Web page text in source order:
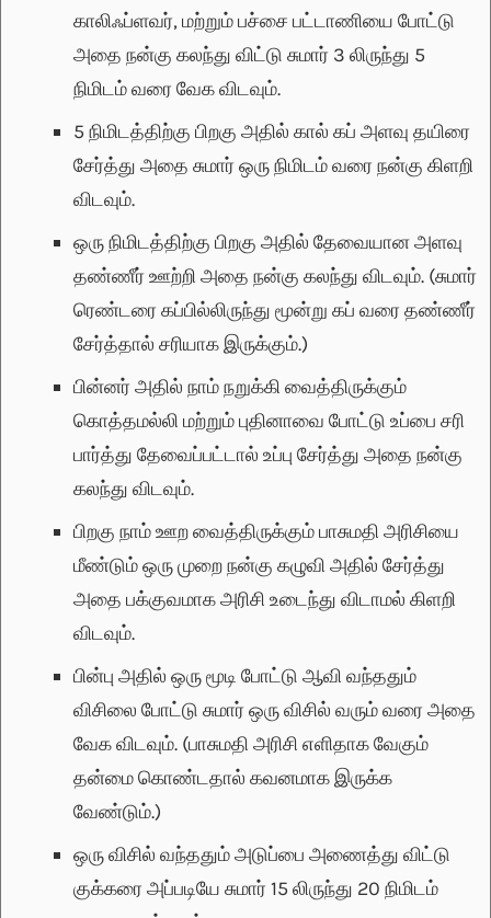
காலிஃப்ளவர், மற்றும் பச்சை பட்டாணியை போட்டு
அதை நன்கு கலந்து விட்டு சுமார் 3 லிருந்து 5
நிமிடம் வரை வேக விடவும்.
5 நிமிடத்திற்கு பிறகு அதில் கால் கப் அளவு தயிரை
சேர்த்து அதை சுமார் ஒரு நிமிடம் வரை நன்கு கிளறி
விடவும்.
ஒரு நிமிடத்திற்கு பிறகு அதில் தேவையான அளவு
தண்ணீர் ஊற்றி அதை நன்கு கலந்து விடவும். (சுமார்
ரெண்டரை கப்பில்லிருந்து மூன்று கப் வரை தண்ணீர்
சேர்த்தால் சரியாக இருக்கும்.)
பின்னர் அதில் நாம் நறுக்கி வைத்திருக்கும்
கொத்தமல்லி மற்றும் புதினாவை போட்டு உப்பை சரி
பார்த்து தேவைப்பட்டால் உப்பு சேர்த்து அதை நன்கு
கலந்து விடவும்.
பிறகு நாம் ஊற வைத்திருக்கும் பாசுமதி அரிசியை
மீண்டும் ஒரு முறை நன்கு கழுவி அதில் சேர்த்து
அதை பக்குவமாக அரிசி உடைந்து விடாமல் கிளறி
விடவும்.
பின்பு அதில் ஒரு மூடி போட்டு ஆவி வந்ததும்
விசிலை போட்டு சுமார் ஒரு விசில் வரும் வரை அதை
வேக விடவும். (பாசுமதி அரிசி எளிதாக வேகும்
தன்மை கொண்டதால் கவனமாக இருக்க
வேண்டும்.)
ஒரு விசில் வந்ததும் அடுப்பை அணைத்து விட்டு
குக்கரை அப்படியே சுமார் 15 லிருந்து 20 நிமிடம்